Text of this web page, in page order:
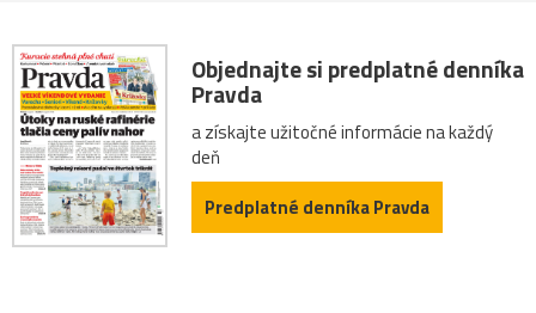
Objednajte si predplatné denníka
Pravda
a získajte užitočné informácie na každý
deň
Predplatné denníka Pravda